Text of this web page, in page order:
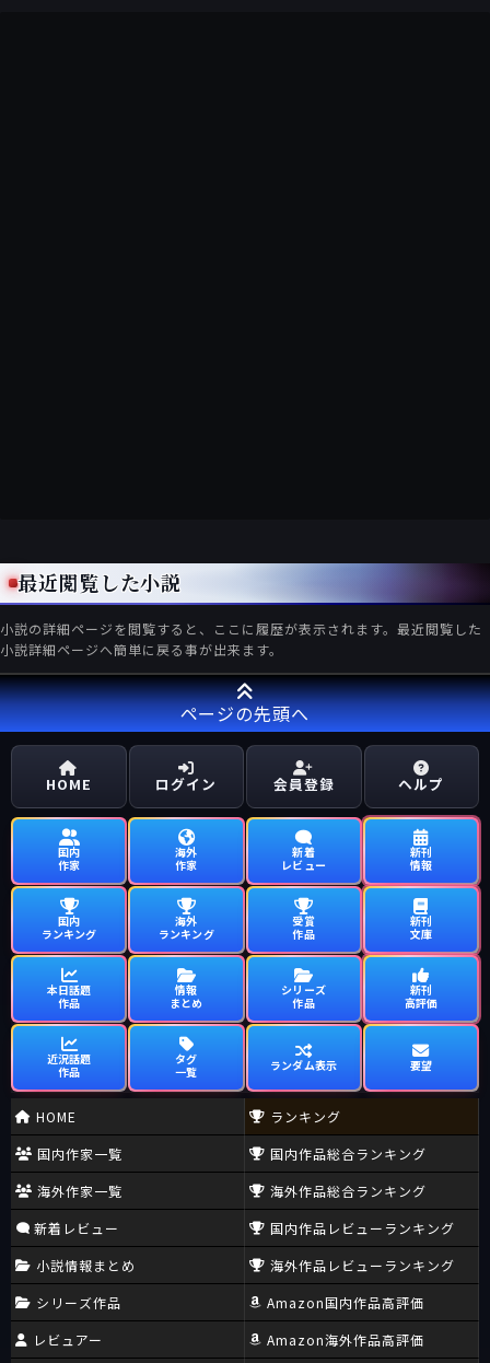
最近閲覧した小説
小説の詳細ページを閲覧すると、ここに履歴が表示されます。最近閲覧した
小説詳細ページへ簡単に戻る事が出来ます。
ページの先頭へ
HOME ログイン 会員登録 ヘルプ
国内
作家
海外
作家
新着
レビュー
新刊
情報
国内
ランキング
海外
ランキング
受賞
作品
新刊
文庫
本日話題
作品
情報
まとめ
シリーズ
作品
新刊
高評価
近況話題
作品
タグ
一覧
ランダム表示 要望
HOME
国内作家一覧
海外作家一覧
新着レビュー
小説情報まとめ
シリーズ作品
レビュアー
ランキング
国内作品総合ランキング
海外作品総合ランキング
国内作品レビューランキング
海外作品レビューランキング
Amazon国内作品高評価
Amazon海外作品高評価